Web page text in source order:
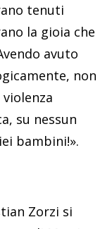
tenuti
la gioia che
avuto
non
su nessun
bambini!».
Zorzi si